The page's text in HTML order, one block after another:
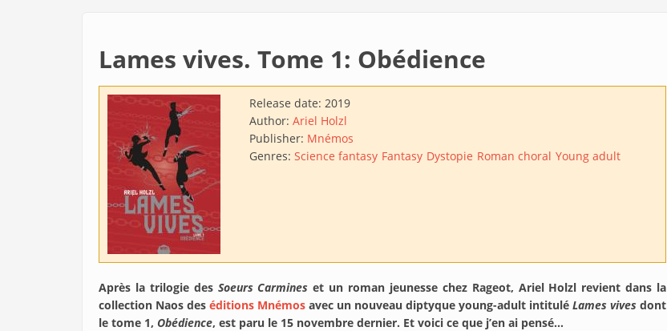
Lames vives. Tome 1: Obédience
Release date: 2019
Author: Ariel Holzl
Publisher: Mnémos
Genres: Science fantasy Fantasy Dystopie Roman choral Young adult
Après la trilogie desSoeurs Carmines et un roman jeunesse chez Rageot, Ariel Holzl revient dans la
collection Naos des éditions Mnémos avec un nouveau diptyque young-adult intitulé Lames vives dont
le tome 1, Obédience, est paru le 15 novembre dernier. Et voici ce que j’en ai pensé…